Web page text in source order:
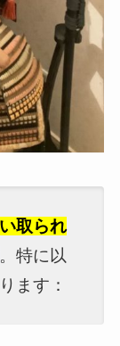
取られ
。特に以
ます：